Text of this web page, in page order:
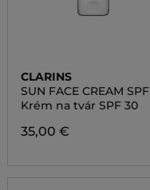
CLARINS
SUN FACE CREAM SPF
30
Krém na tvár SPF 30
35,00 €